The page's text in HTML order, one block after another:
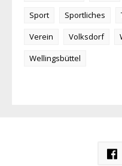
Sport
Sportliches
Verein
Volksdorf
Wellingsbüttel